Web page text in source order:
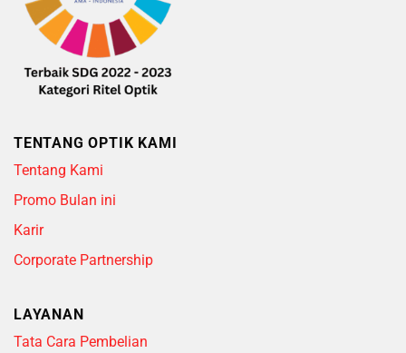
TENTANG OPTIK KAMI
Tentang Kami
Promo Bulan ini
Karir
Corporate Partnership
LAYANAN
Tata Cara Pembelian